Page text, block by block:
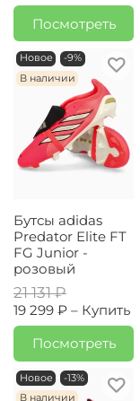
Посмотреть
Новое
-9%
В наличии
Бутсы adidas
Predator Elite FT
FG Junior -
розовый
21 131 ₽
19 299 ₽ – Купить
Посмотреть
Новое
-13%
В наличии